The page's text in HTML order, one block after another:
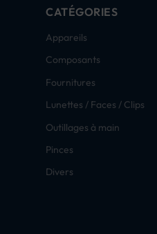
CATÉGORIES
Appareils
Composants
Fournitures
Lunettes / Faces / Clips
Outillages à main
Pinces
Divers